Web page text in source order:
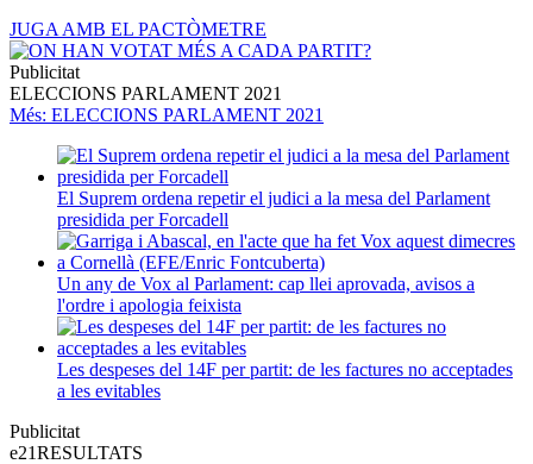
JUGA AMB EL PACTÒMETRE
Publicitat
ELECCIONS PARLAMENT 2021
Més: ELECCIONS PARLAMENT 2021
El Suprem ordena repetir el judici a la mesa del Parlament
presidida per Forcadell
Un any de Vox al Parlament: cap llei aprovada, avisos a
l'ordre i apologia feixista
Les despeses del 14F per partit: de les factures no acceptades
a les evitables
Publicitat
e21RESULTATS